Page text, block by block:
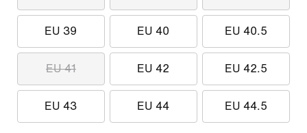
EU 39 EU 40 EU 40.5
EU 41 EU 42 EU 42.5
EU 43 EU 44 EU 44.5